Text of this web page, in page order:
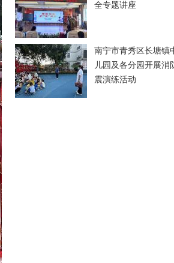
全专题讲座
南宁市青秀区长塘镇
儿园及各分园开展消
震演练活动